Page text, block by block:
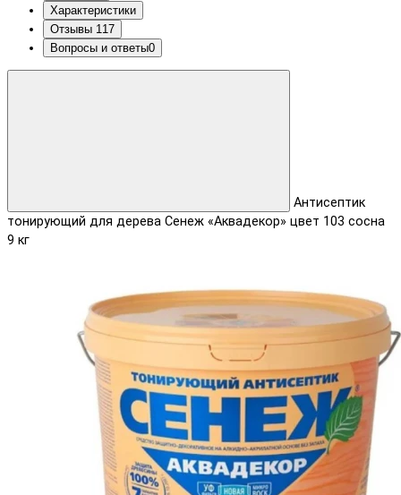
Характеристики
Отзывы 117
Вопросы и ответы0
Антисептик
тонирующий для дерева Сенеж «Аквадекор» цвет 103 сосна
9 кг